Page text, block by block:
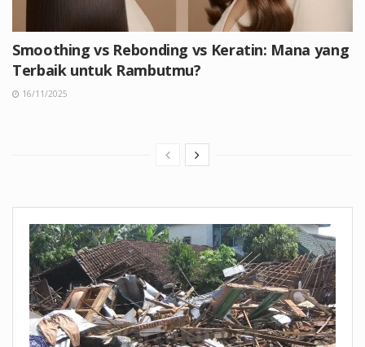
Smoothing vs Rebonding vs Keratin: Mana yang
Terbaik untuk Rambutmu?
16/11/2025